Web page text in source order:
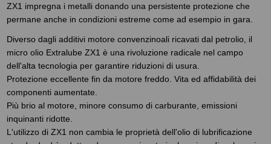
ZX1 impregna i metalli donando una persistente protezione che
permane anche in condizioni estreme come ad esempio in gara.
Diverso dagli additivi motore convenzinoali ricavati dal petrolio, il
micro olio Extralube ZX1 è una rivoluzione radicale nel campo
dell'alta tecnologia per garantire riduzioni di usura.
Protezione eccellente fin da motore freddo. Vita ed affidabilità dei
componenti aumentate.
Più brio al motore, minore consumo di carburante, emissioni
inquinanti ridotte.
L'utilizzo di ZX1 non cambia le proprietà dell'olio di lubrificazione